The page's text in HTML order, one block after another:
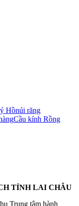
Hồnúi răng
Cầu kính Rồng
TỈNH LAI CHÂU
Trung tâm hành